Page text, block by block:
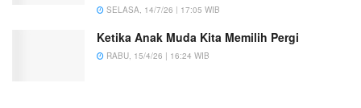
SELASA, 14/7/26 | 17:05 WIB
Ketika Anak Muda Kita Memilih Pergi
RABU, 15/4/26 | 16:24 WIB